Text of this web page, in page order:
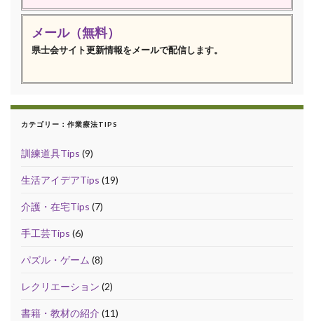
メール（無料）
県士会サイト更新情報をメールで配信します。
カテゴリー：作業療法TIPS
訓練道具Tips (9)
生活アイデアTips (19)
介護・在宅Tips (7)
手工芸Tips (6)
パズル・ゲーム (8)
レクリエーション (2)
書籍・教材の紹介 (11)